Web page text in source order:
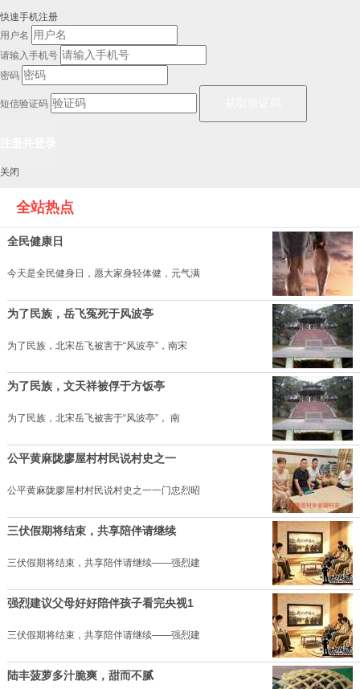
快速手机注册
用户名
请输入手机号
密码
短信验证码
关闭
全站热点
全民健康日
今天是全民健身日，愿大家身轻体健，元气满
为了民族，岳飞冤死于风波亭
为了民族，北宋岳飞被害于“风波亭”，南宋
为了民族，文天祥被俘于方饭亭
为了民族，北宋岳飞被害于“风波亭”， 南
公平黄麻陇廖屋村村民说村史之一
公平黄麻陇廖屋村村民说村史之一一门忠烈昭
三伏假期将结束，共享陪伴请继续
三伏假期将结束，共享陪伴请继续——强烈建
强烈建议父母好好陪伴孩子看完央视1
三伏假期将结束，共享陪伴请继续——强烈建
陆丰菠萝多汁脆爽，甜而不腻